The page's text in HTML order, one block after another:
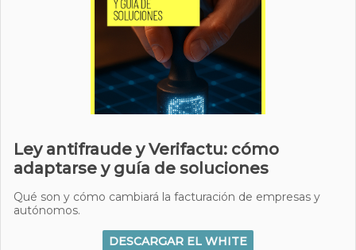
Ley antifraude y Verifactu: cómo
adaptarse y guía de soluciones
Qué son y cómo cambiará la facturación de empresas y
autónomos.
DESCARGAR EL WHITE